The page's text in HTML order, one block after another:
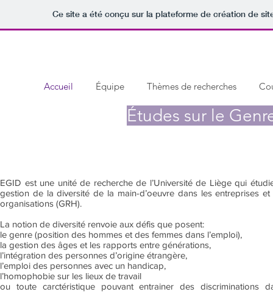
Ce site a été conçu sur la plateforme de création de
Études sur le
Accueil Équipe Thèmes de recherches
EGID est une unité de recherche de l’Université de Liège qui
gestion de la diversité de la main-d’oeuvre dans les entreprises et
organisations (GRH).
La notion de diversité renvoie aux défis que posent:
le genre (position des hommes et des femmes dans l’emploi),
la gestion des âges et les rapports entre générations,
l’intégration des personnes d’origine étrangère,
l’emploi des personnes avec un handicap,
l’homophobie sur les lieux de travail
ou toute carctéristique pouvant entrainer des discriminations